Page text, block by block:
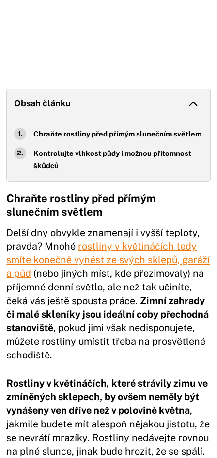
Obsah článku
Chraňte rostliny před přímým slunečním světlem
Kontrolujte vlhkost půdy i možnou přítomnost
škůdců
Chraňte rostliny před přímým
slunečním světlem
Delší dny obvykle znamenají i vyšší teploty,
pravda? Mnohé rostliny v květináčích tedy
smíte konečně vynést ze svých sklepů, garáží
a půd (nebo jiných míst, kde přezimovaly) na
příjemné denní světlo, ale než tak učiníte,
čeká vás ještě spousta práce. Zimní zahrady
či malé skleníky jsou ideální coby přechodná
stanoviště, pokud jimi však nedisponujete,
můžete rostliny umístit třeba na prosvětlené
schodiště.
Rostliny v květináčích, které strávily zimu ve
zmíněných sklepech, by ovšem neměly být
vynášeny ven dříve než v polovině května,
jakmile budete mít alespoň nějakou jistotu, že
se nevrátí mrazíky. Rostliny nedávejte rovnou
na plné slunce, jinak bude hrozit, že se spálí.